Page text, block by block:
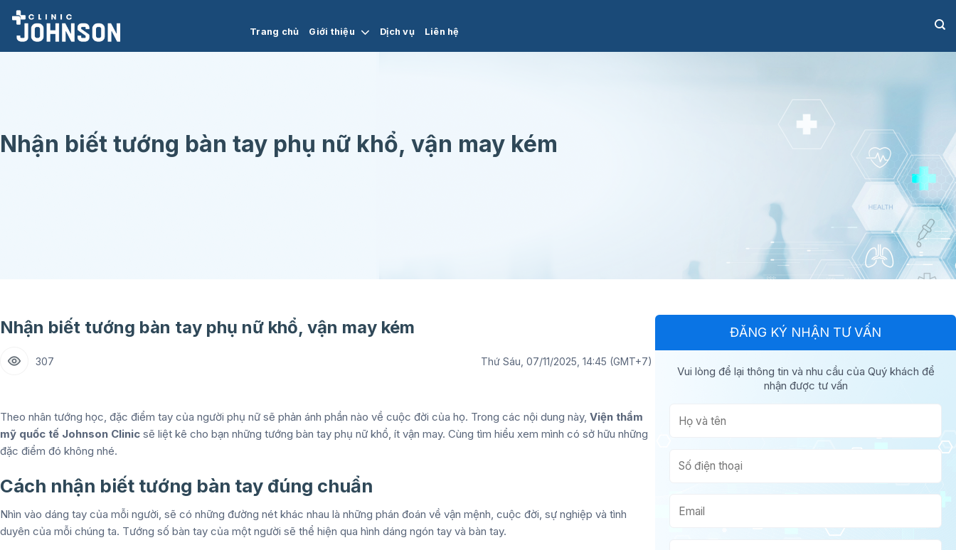
Chuyển
đến
Trang chủ Giới thiệu Dịch vụ Liên hệ
Nhận biết tướng bàn tay phụ nữ khổ, vận may kém
Nhận biết tướng bàn tay phụ nữ khổ, vận may kém
307 Thứ Sáu, 07/11/2025, 14:45 (GMT+7)
Theo nhân tướng học, đặc điểm tay của người phụ nữ sẽ phản ánh phần nào về cuộc đời của họ. Trong các nội dung này, Viện thẩm
mỹ quốc tế Johnson Clinic sẽ liệt kê cho bạn những tướng bàn tay phụ nữ khổ, ít vận may. Cùng tìm hiểu xem mình có sở hữu những
đặc điểm đó không nhé.
Cách nhận biết tướng bàn tay đúng chuẩn
Nhìn vào dáng tay của mỗi người, sẽ có những đường nét khác nhau là những phán đoán về vận mệnh, cuộc đời, sự nghiệp và tình
duyên của mỗi chúng ta. Tướng số bàn tay của một người sẽ thể hiện qua hình dáng ngón tay và bàn tay.
ĐĂNG KÝ NHẬN TƯ VẤN
Vui lòng để lại thông tin và nhu cầu của Quý khách để
nhận được tư vấn